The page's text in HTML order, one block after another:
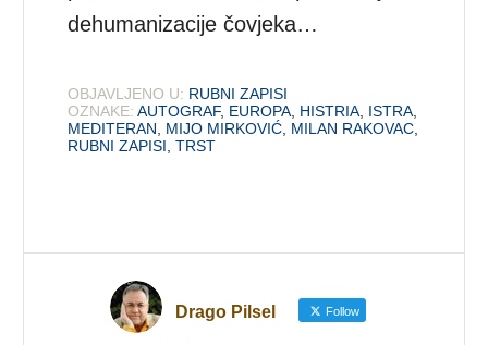
dehumanizacije čovjeka…
OBJAVLJENO U: RUBNI ZAPISI
OZNAKE: AUTOGRAF, EUROPA HISTRIA ISTRA
MEDITERAN
MIJO MIRKOVIĆ MILAN RAKOVAC
RUBNI ZAPISI ,TRST
Drago Pilsel Follow